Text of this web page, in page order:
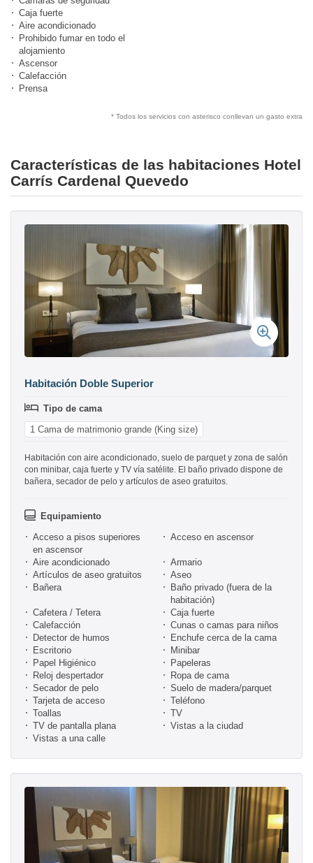
Caja fuerte
Aire acondicionado
Prohibido fumar en todo el
alojamiento
Ascensor
Calefacción
Prensa
* Todos los servicios con asterisco conllevan un gasto extra
Características de las habitaciones Hotel
Carrís Cardenal Quevedo
Habitación Doble Superior
Tipo de cama
1 Cama de matrimonio grande (King size)
Habitación con aire acondicionado, suelo de parquet y zona de salón
con minibar, caja fuerte y TV vía satélite. El baño privado dispone de
bañera, secador de pelo y artículos de aseo gratuitos.
Equipamiento
Acceso a pisos superiores
en ascensor
Acceso en ascensor
Aire acondicionado
Armario
Artículos de aseo gratuitos
Aseo
Bañera
Baño privado (fuera de la
habitación)
Cafetera / Tetera
Caja fuerte
Calefacción
Cunas o camas para niños
Detector de humos
Enchufe cerca de la cama
Escritorio
Minibar
Papel Higiénico
Papeleras
Reloj despertador
Ropa de cama
Secador de pelo
Suelo de madera/parquet
Tarjeta de acceso
Teléfono
Toallas
TV
TV de pantalla plana
Vistas a la ciudad
Vistas a una calle